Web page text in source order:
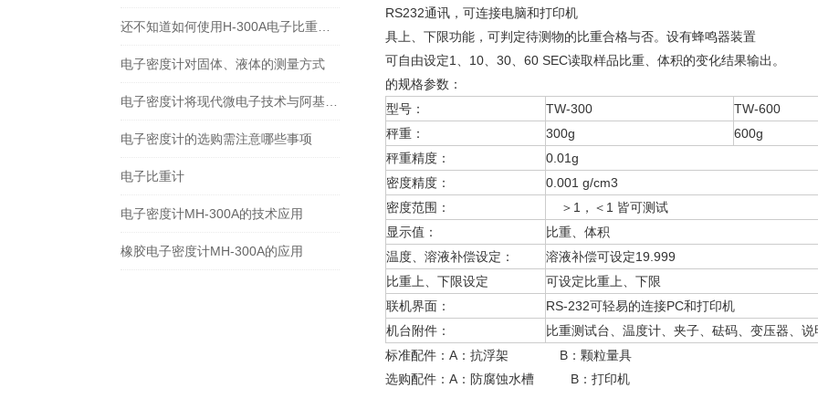
电子密度计对固体、液体的测量方式
电子密度计的选购需注意哪些事项
电子比重计
电子密度计MH-300A的技术应用
橡胶电子密度计MH-300A的应用
RS232通讯，可连接电脑和打印机
具上、下限功能，可判定待测物的比重合格与否。设有蜂鸣器装置
可自由设定1、10、30、60 SEC读取样品比重、体积的变化结果输出。
的规格参数：
型号：
TW-300
TW-600
秤重：
300g
600g
秤重精度：
0.01g
密度精度：
0.001 g/cm3
密度范围：
＞1，＜1 皆可测试
显示值：
比重、体积
温度、溶液补偿设定：
溶液补偿可设定19.999
比重上、下限设定
可设定比重上、下限
联机界面：
RS-232可轻易的连接PC和打印机
机台附件：
比重测试台、温度计、夹子、砝码、变压器、说
标准配件：A：抗浮架 B：颗粒量具
选购配件：A：防腐蚀水槽 B：打印机